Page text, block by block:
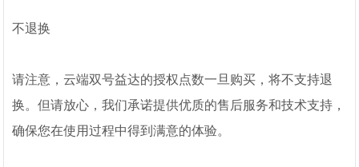
不退换
请注意，云端双号益达的授权点数一旦购买，将不支持退
换。但请放心，我们承诺提供优质的售后服务和技术支持，
确保您在使用过程中得到满意的体验。